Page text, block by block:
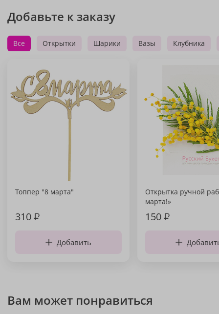
Добавьте к заказу
Все Открытки Шарики Вазы Клубника
Топпер "8 марта"
310₽
Добавить
Открытка ручной
марта!»
150₽
Вам может понравиться